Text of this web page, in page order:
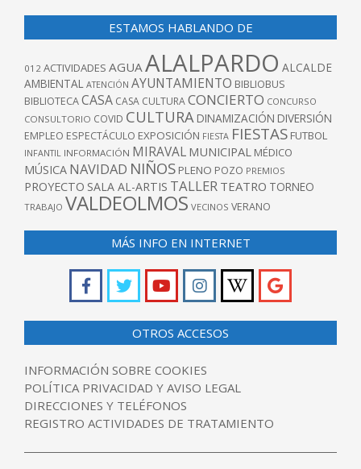
ESTAMOS HABLANDO DE
012 ACTIVIDADES AGUAALALPARDO ALCALDE
AMBIENTAL ATENCIÓN AYUNTAMIENTO BIBLIOBUS
BIBLIOTECACASA CASA CULTURACONCIERTO CONCURSO
CONSULTORIO COVID CULTURA DINAMIZACIÓN DIVERSIÓN
EMPLEO ESPECTÁCULO EXPOSICIÓN FIESTA FIESTAS FUTBOL
INFANTIL INFORMACIÓN MIRAVAL MUNICIPAL MÉDICO
MÚSICA NAVIDAD NIÑOS PLENO POZO PREMIOS
PROYECTO SALA AL-ARTIS TALLER TEATRO TORNEO
TRABAJO VALDEOLMOS VECINOS VERANO
MÁS INFO EN INTERNET
OTROS ACCESOS
INFORMACIÓN SOBRE COOKIES
POLÍTICA PRIVACIDAD Y AVISO LEGAL
DIRECCIONES Y TELÉFONOS
REGISTRO ACTIVIDADES DE TRATAMIENTO